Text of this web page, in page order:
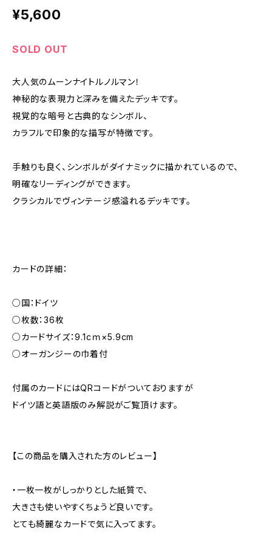
¥5,600
SOLD OUT
大人気のムーンナイトルノルマン！
神秘的な表現力と深みを備えたデッキです。
視覚的な暗号と古典的なシンボル、
カラフルで印象的な描写が特徴です。
手触りも良く、シンボルがダイナミックに描かれているので、
明確なリーディングができます。
クラシカルでヴィンテージ感溢れるデッキです。
カードの詳細：
○国：ドイツ
○枚数：36枚
○カードサイズ：9.1cｍ×5.9cm
○オーガンジーの巾着付
付属のカードにはQRコードがついておりますが
ドイツ語と英語版のみ解説がご覧頂けます。
【この商品を購入された方のレビュー】
・一枚一枚がしっかりとした紙質で、
大きさも使いやすくちょうど良いです。
とても綺麗なカードで気に入ってます。